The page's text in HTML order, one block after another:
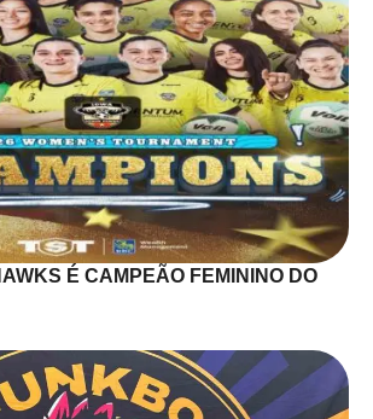
É CAMPEÃO FEMININO DO